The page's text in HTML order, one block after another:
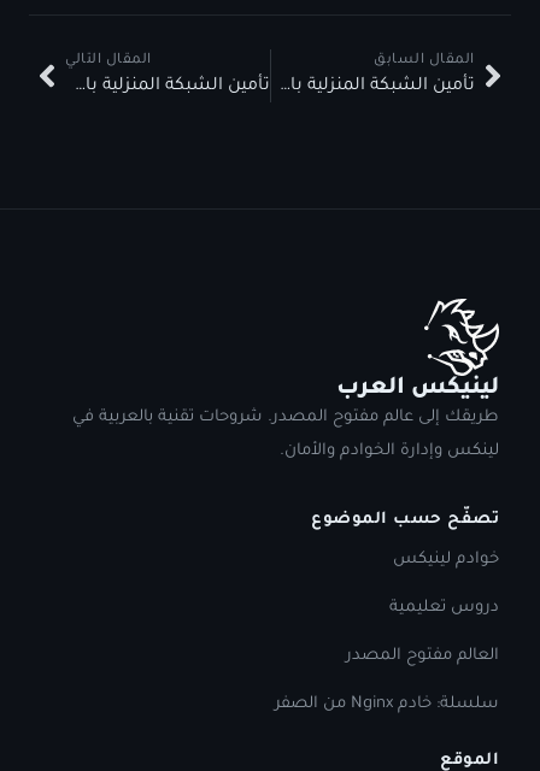
المقال السابق
تأمين الشبكة المنزلية باستخدام OPNSense – الجزء الثاني
المقال التالي
تأمين الشبكة المنزلية باستخدام OPNSense – الجزء الرابع
لينيكس العرب
طريقك إلى عالم مفتوح المصدر. شروحات تقنية بالعربية في
لينكس وإدارة الخوادم والأمان.
تصفّح حسب الموضوع
خوادم لينيكس
دروس تعليمية
العالم مفتوح المصدر
سلسلة: خادم Nginx من الصفر
الموقع